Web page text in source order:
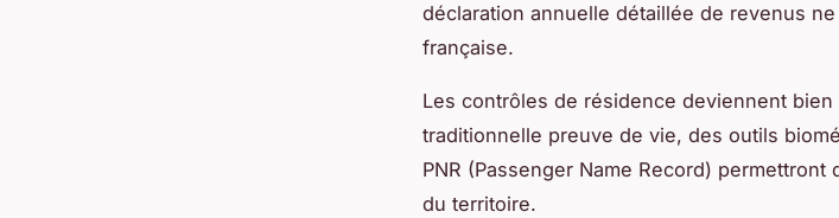
déclaration annuelle détaillée de revenus
française.
Les contrôles de résidence deviennent
traditionnelle preuve de vie, des outils
PNR (Passenger Name Record)
du territoire.